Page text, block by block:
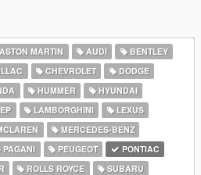
MARTIN AUDI
BENTLEY
CHEVROLET
DODGE
HUMMER
HYUNDAI
LAMBORGHINI
LEXUS
MERCEDES-BENZ
PAGANI PEUGEOT
PONTIAC
ROLLS ROYCE
SUBARU